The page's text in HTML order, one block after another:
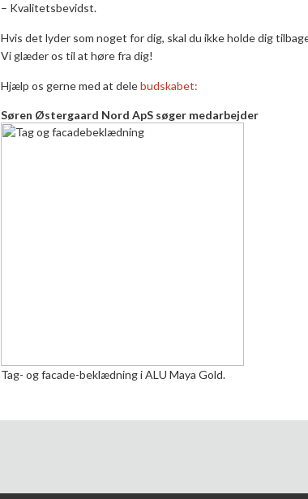
– Kvalitetsbevidst.
Hvis det lyder som noget for dig, skal du ikke holde dig
Vi glæder os til at høre fra dig!
Hjælp os gerne med at delebudskabet:
Søren Østergaard Nord ApS søger medarbejder
Tag- og facade-beklædning i ALU Maya Gold.